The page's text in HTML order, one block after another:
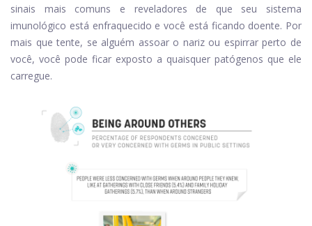
sinais mais comuns e reveladores de que seu sistema
imunológico está enfraquecido e você está ficando doente. Por
mais que tente, se alguém assoar o nariz ou espirrar perto de
você, você pode ficar exposto a quaisquer patógenos que ele
carregue.